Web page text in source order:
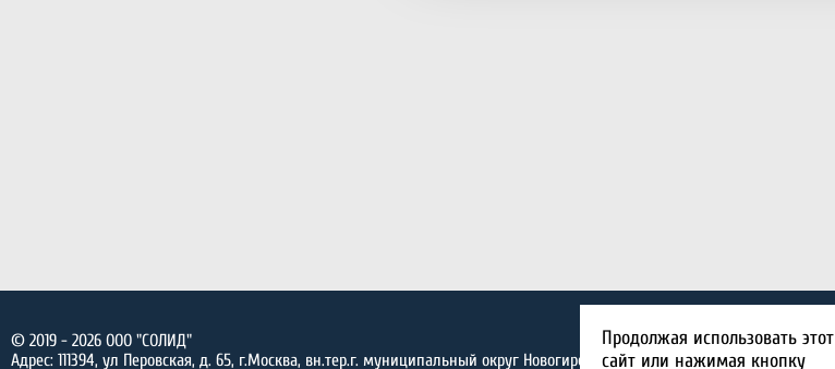
© 2019 - 2026 ООО "СОЛИД"
Адрес: 111394, ул Перовская, д. 65, г.Москва, вн.тер.г. муниципальный округ Новогиреево
Продолжая использовать этот
сайт или нажимая кнопку